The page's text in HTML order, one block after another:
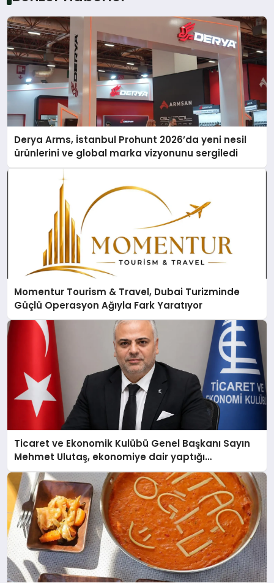
Derya Arms, İstanbul Prohunt 2026’da yeni nesil
ürünlerini ve global marka vizyonunu sergiledi
Momentur Tourism & Travel, Dubai Turizminde
Güçlü Operasyon Ağıyla Fark Yaratıyor
Ticaret ve Ekonomik Kulübü Genel Başkanı Sayın
Mehmet Ulutaş, ekonomiye dair yaptığı
açıklamada şunları kaydetti: